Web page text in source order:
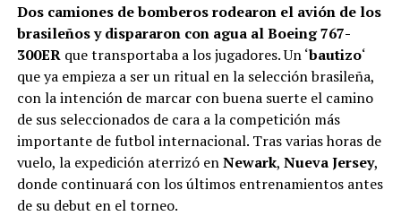
Dos camiones de bomberos rodearon el avión de los
brasileños y dispararon con agua al Boeing 767-
300ERque transportaba a los jugadores. Un ‘bautizo‘
que ya empieza a ser un ritual en la selección brasileña,
con la intención de marcar con buena suerte el camino
de sus seleccionados de cara a la competición más
importante de futbol internacional. Tras varias horas de
vuelo, la expedición aterrizó enNewark, Nueva Jersey,
donde continuará con los últimos entrenamientos antes
de su debut en el torneo.